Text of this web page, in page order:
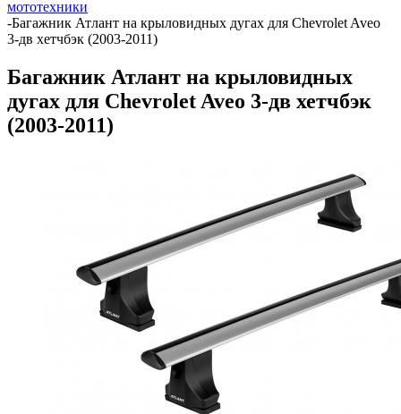
мототехники
-Багажник Атлант на крыловидных дугах для Chevrolet Aveo
3-дв хетчбэк (2003-2011)
Багажник Атлант на крыловидных
дугах для Chevrolet Aveo 3-дв хетчбэк
(2003-2011)